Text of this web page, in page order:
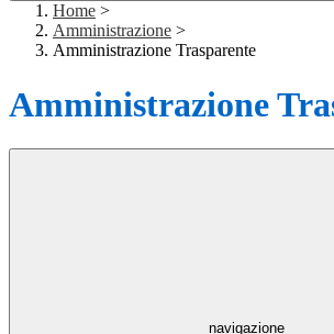
Home >
Amministrazione >
Amministrazione Trasparente
Amministrazione
navigazione